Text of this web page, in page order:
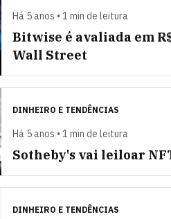
Há 5 anos • 1 min de leitura
Bitwise é avaliada em
Wall Street
DINHEIRO E TENDÊNCIAS
Há 5 anos • 1 min de leitura
Sotheby's vai leiloar
DINHEIRO E TENDÊNCIAS